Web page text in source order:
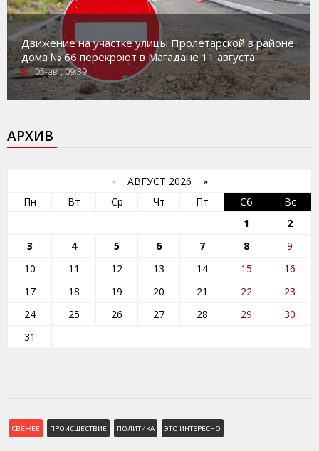
Движение на участке улицы Пролетарской в районе
дома № 66 перекроют в Магадане 11 августа
05-авг, 09:39
АРХИВ
« АВГУСТ 2026 »
Пн
Вт Ср Чт Пт Сб
Вс
1
2
3
4 5 6 7 8
9
10
11 12 13 14 15
16
17
18 19 20 21 22
23
24
25 26 27 28 29
30
31
СВЕЖЕЕ ПРОИСШЕСТВИЕ ПОЛИТИКА ЭТО ИНТЕРЕСНО